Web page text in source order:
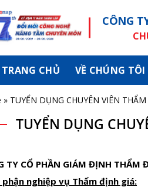
CÔNG
TRANG CHỦ VỀ CHÚNG TÔI
» TUYỂN DỤNG CHUYÊN VIÊN
TUYỂN DỤNG
TY CỔ PHẦN GIÁM ĐỊNH
phận nghiệp vụ Thẩm định giá: